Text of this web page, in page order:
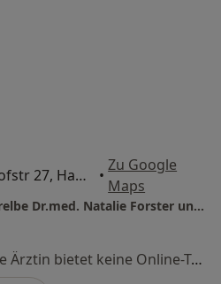
Neugrabener Bahnhofstr 27, Hamburg •
Zu Google
Maps
Frauenarztpraxis Süderelbe Dr.med. Natalie Forster und Esther Lohmann
Dieser Arzt bzw. diese Ärztin bietet keine Online-Terminbuchung an diesem Standort an.